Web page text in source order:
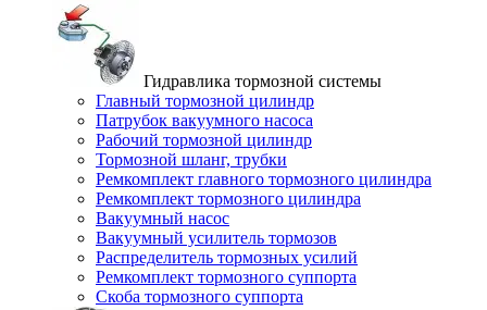
Гидравлика тормозной системы
Главный тормозной цилиндр
Патрубок вакуумного насоса
Рабочий тормозной цилиндр
Тормозной шланг, трубки
Ремкомплект главного тормозного цилиндра
Ремкомплект тормозного цилиндра
Вакуумный насос
Вакуумный усилитель тормозов
Распределитель тормозных усилий
Ремкомплект тормозного суппорта
Скоба тормозного суппорта